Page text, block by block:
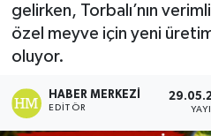
gelirken, Torbalı’nın
özel meyve için yeni
oluyor.
HABER MERKEZI
EDITÖR